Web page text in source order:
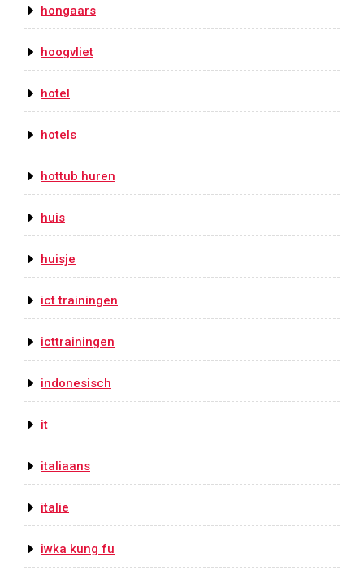
hongaars
hoogvliet
hotel
hotels
hottub huren
huis
huisje
ict trainingen
icttrainingen
indonesisch
it
italiaans
italie
iwka kung fu